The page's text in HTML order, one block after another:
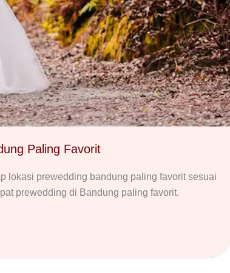
Paling Favorit
lokasi prewedding bandung paling favorit sesuai
prewedding di Bandung paling favorit.